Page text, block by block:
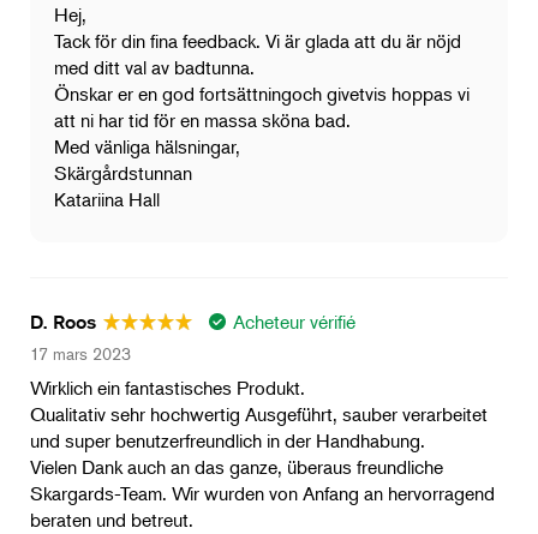
Hej,
Tack för din fina feedback. Vi är glada att du är nöjd
med ditt val av badtunna.
Önskar er en god fortsättningoch givetvis hoppas vi
att ni har tid för en massa sköna bad.
Med vänliga hälsningar,
Skärgårdstunnan
Katariina Hall
D. Roos Acheteur vérifié
17 mars 2023
Wirklich ein fantastisches Produkt.
Qualitativ sehr hochwertig Ausgeführt, sauber verarbeitet
und super benutzerfreundlich in der Handhabung.
Vielen Dank auch an das ganze, überaus freundliche
Skargards-Team. Wir wurden von Anfang an hervorragend
beraten und betreut.